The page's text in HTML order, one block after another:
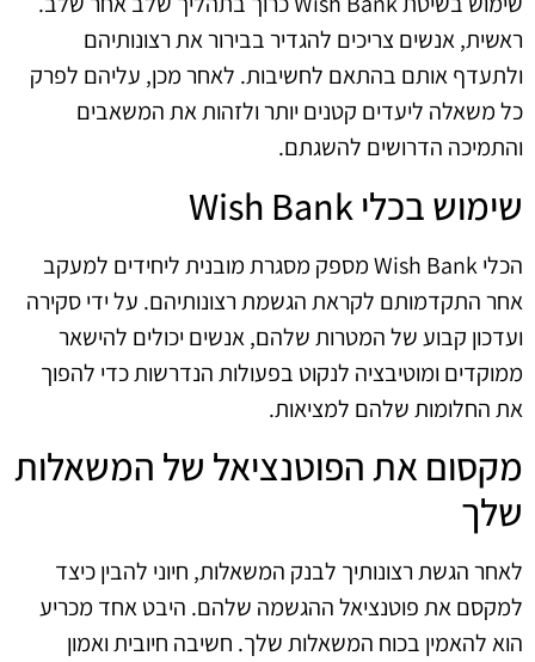
ראשית, אנשים צריכים להגדיר בבירור את רצונותיהם
ולתעדף אותם בהתאם לחשיבות. לאחר מכן, עליהם לפרק
כל משאלה ליעדים קטנים יותר ולזהות את המשאבים
והתמיכה הדרושים להשגתם.
שימוש בכלי Wish Bank
הכלי Wish Bank מספק מסגרת מובנית ליחידים למעקב
אחר התקדמותם לקראת הגשמת רצונותיהם. על ידי סקירה
ועדכון קבוע של המטרות שלהם, אנשים יכולים להישאר
ממוקדים ומוטיבציה לנקוט בפעולות הנדרשות כדי להפוך
את החלומות שלהם למציאות.
מקסום את הפוטנציאל של המשאלות
שלך
לאחר הגשת רצונותיך לבנק המשאלות, חיוני להבין כיצד
למקסם את פוטנציאל ההגשמה שלהם. היבט אחד מכריע
הוא להאמין בכוח המשאלות שלך. חשיבה חיובית ואמון